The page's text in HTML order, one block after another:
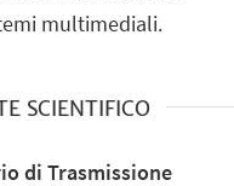
multimediali.
SCIENTIFICO
di Trasmissione